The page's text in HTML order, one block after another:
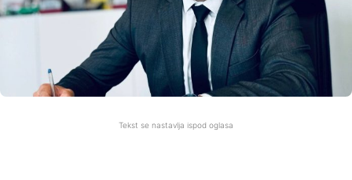
Tekst se nastavlja ispod oglasa